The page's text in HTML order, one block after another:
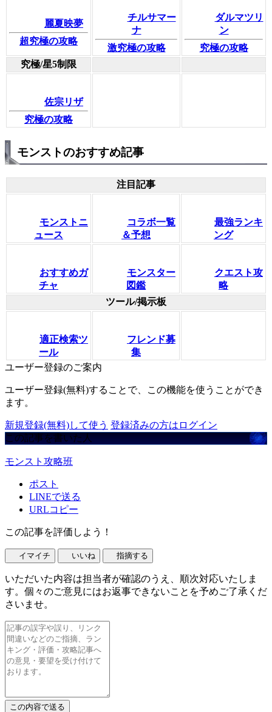
麗夏映夢
超究極の攻略
チルサマー
ナ
激究極の攻略
ダルマツリ
ン
究極の攻略
究極/星5制限
佐宗リザ
究極の攻略
モンストのおすすめ記事
注目記事
モンストニ
ュース
コラボ一覧
＆予想
最強ランキ
ング
おすすめガ
チャ
モンスター
図鑑
クエスト攻
略
ツール/掲示板
適正検索ツ
ール
フレンド募
集
ユーザー登録のご案内
ユーザー登録(無料)することで、この機能を使うことができ
ます。
新規登録(無料)して使う 登録済みの方はログイン
この記事を書いた人
モンスト攻略班
ポスト
LINEで送る
URLコピー
この記事を評価しよう！
イマイチ いいね 指摘する
いただいた内容は担当者が確認のうえ、順次対応いたしま
す。個々のご意見にはお返事できないことを予めご了承くだ
さいませ。